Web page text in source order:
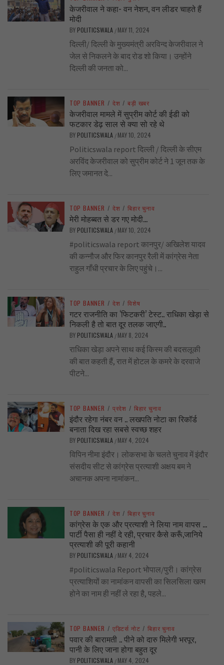
केजरीवाल ने कहा- वन नेशन, वन लीडर चाहते हैं
मोदी
BY POLITICSWALA / MAY 11, 2024
दिल्ली/ दिल्ली के मुख्यमंत्री अरविन्द केजरीवाल ने
जेल से निकलने के बाद रोड शो किया। उन्होंने
दिल्ली की जनता को...
TOP BANNER / देश / बड़ी खबर
केजरीवाल मामले में सुप्रीम कोर्ट की ईडी को
फटकार डेढ़ साल से क्या सो रहे थे
BY POLITICSWALA / MAY 10, 2024
Politicswala report दिल्ली / दिल्ली के सीएम
अरविंद केजरीवाल को सुप्रीम कोर्ट ने 1 जून तक के
लिए जमानत दे...
TOP BANNER / देश / बिहार चुनाव
मेरी मोहब्बत से डर गए मोदी…
BY POLITICSWALA / MAY 10, 2024
#politicswala report कानपुर/ अखिलेश यादव
की कन्नौज और फिर कानपुर रैली में कांग्रेस नेता
राहुल गाँधी प्रचार के लिए पहुंचे।...
TOP BANNER / देश / विशेष
गटर राजनीति का ‘फिटकरी’ टेस्ट.. राधिका खेड़ा से
निकली है तो बात दूर तलक जाएगी..
BY POLITICSWALA / MAY 8, 2024
राधिका खेड़ा अपने साथ कई किस्म की बदसलूकी
की बात कहती हैं, रात में होटल के कमरे के दरवाजे
पीटने...
TOP BANNER / प्रदेश / बिहार चुनाव
इंदौर रहेगा नंबर वन .. लखपति नोटा का रिकॉर्ड
बनाता दिख रहा सबसे स्वच्छ शहर
BY POLITICSWALA / MAY 4, 2024
विपिन नीमा इंदौर। लोकसभा के चलते चुनाव में इंदौर
संसदीय सीट से कांग्रेस प्रत्याशी अक्षय बम ने
अचानक अपना नामांकन...
TOP BANNER / देश / बिहार चुनाव
कांग्रेस के एक और प्रत्याशी ने लिया नाम वापस …
पार्टी पैसा ही नहीं दे रही, प्रचार कैसे करूँ,जानिये
प्रत्याशी की पूरी कहानी
BY POLITICSWALA / MAY 4, 2024
#politicswala Report भोपाल/पुरी। कांग्रेस
प्रत्याशियों का नामांकन वापसी का सिलसिला खत्म
होने का नाम ही नहीं ले रहा है, पहले...
TOP BANNER / एडिटर्स नोट / बिहार चुनाव
पवार की बारामती .. पीने को दारु मिलेगी भरपूर,
पानी के लिए जाना होगा बहुत दूर
BY POLITICSWALA / MAY 4, 2024